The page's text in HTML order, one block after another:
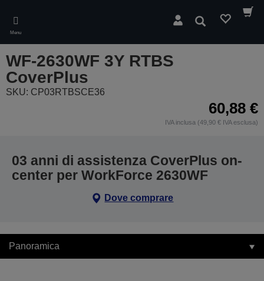
main
content
Menu
Cerca
WF-2630WF 3Y RTBS
CoverPlus
SKU: CP03RTBSCE36
60,88 €
IVA inclusa (49,90 € IVA esclusa)
03 anni di assistenza CoverPlus on-
center per WorkForce 2630WF
Dove comprare
Panoramica